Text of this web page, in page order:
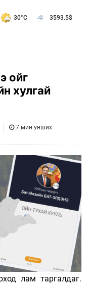
30°C 3593.5$
ойг
хулгай
7 мин унших
лам таргалдаг.